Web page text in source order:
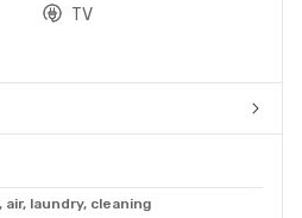
TV
laundry, cleaning